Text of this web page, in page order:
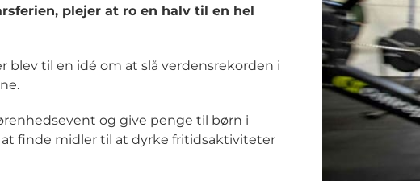
plejer at ro en halv til en hel
blev til en idé om at slå verdensrekorden i
og give penge til børn i
finde midler til at dyrke fritidsaktiviteter